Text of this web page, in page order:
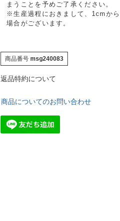
まうことを予めご了承ください。
※生産過程におきまして、1cmか
場合がございます。
商品番号 msg240083
返品特約について
商品についてのお問い合わせ